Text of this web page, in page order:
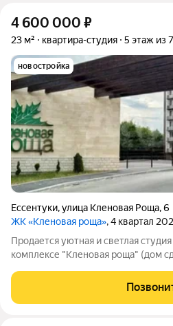
4 600 000 ₽
23 м² квартира-студия 5 этаж из 7
новостройка
Ессентуки,улица Кленовая Роща,6
ЖК «Кленовая роща», 4 квартал
Продается уютная и светлая
комплексе "Кленовая роща" (дом
зонирование с кухонной зоной